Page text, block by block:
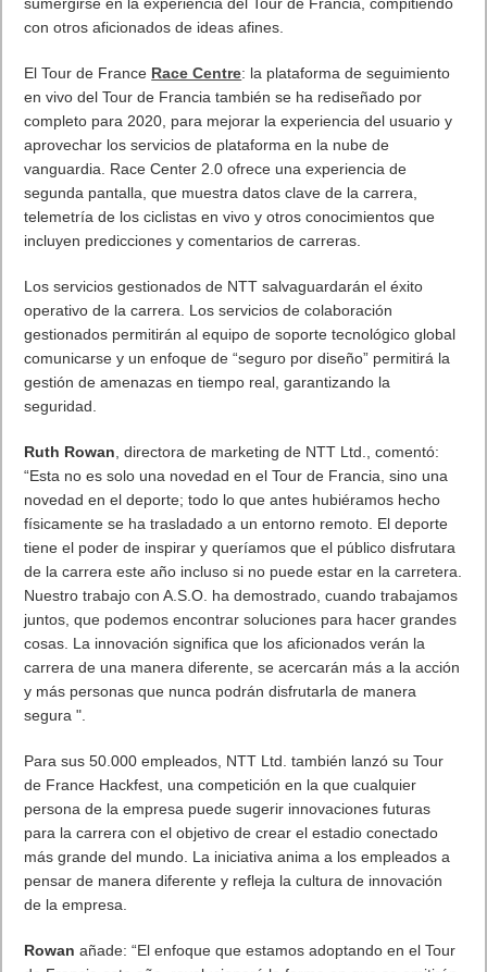
visualizaciones como parte de la transmisión de televisión en
: los datos compartidos a través
del canal @letourdata permitirán a los aficionados mantenerse
al día con lo que sucede con la carrera, incluso si están en
movimiento. También, proporcionará una visión más profunda
del rendimiento de los ciclistas, las estrategias de su equipo y
las predicciones del #NTTPredictor.
la carrera mejorará la experiencia de los aficionados, con
predicciones de aprendizaje automático proporcionadas por
#NTTPredictor en cada etapa. Los aficionados pueden
sumergirse en la experiencia del Tour de Francia, compitiendo
con otros aficionados de ideas afines.
en vivo del Tour de Francia también se ha rediseñado por
completo para 2020, para mejorar la experiencia del usuario y
aprovechar los servicios de plataforma en la nube de
segunda pantalla, que muestra datos clave de la carrera,
telemetría de los ciclistas en vivo y otros conocimientos que
incluyen predicciones y comentarios de carreras.
Los servicios gestionados de NTT salvaguardarán el éxito
operativo de la carrera. Los servicios de colaboración
gestionados permitirán al equipo de soporte tecnológico global
comunicarse y un enfoque de “seguro por diseño” permitirá la
Ruth Rowan, directora de marketing de NTT Ltd., comentó:
“Esta no es solo una novedad en el Tour de Francia, sino una
novedad en el deporte; todo lo que antes hubiéramos hecho
físicamente se ha trasladado a un entorno remoto. El deporte
tiene el poder de inspirar y queríamos que el público disfrutara
Nuestro trabajo con A.S.O. ha demostrado, cuando trabajamos